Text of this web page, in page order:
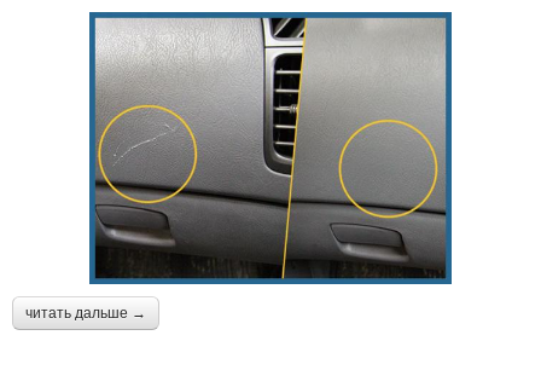
читать дальше →